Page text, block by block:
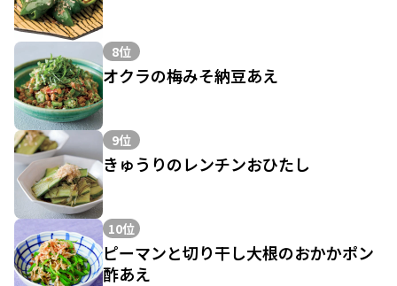
8位
オクラの梅みそ納豆あえ
9位
きゅうりのレンチンおひたし
10位
ピーマンと切り干し大根のおかかポン
酢あえ